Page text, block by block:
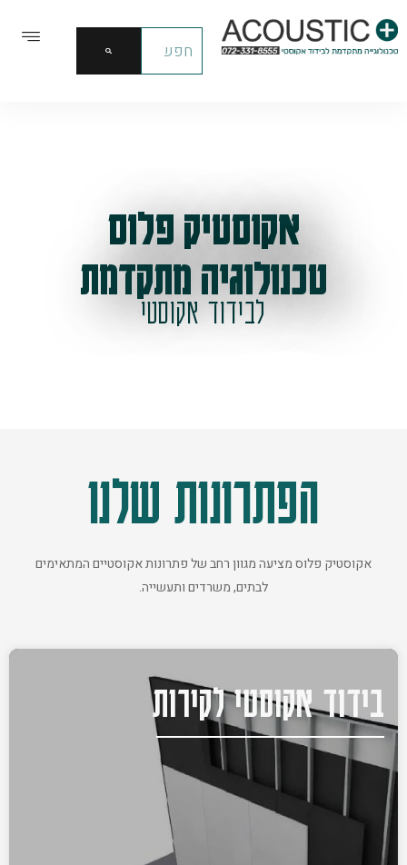
אקוסטיק פלוס
טכנולוגיה מתקדמת
לבידוד אקוסטי
הפתרונות שלנו
אקוסטיק פלוס מציעה מגוון רחב של פתרונות אקוסטיים המתאימים
לבתים, משרדים ותעשייה.
בידוד אקוסטי לקירות